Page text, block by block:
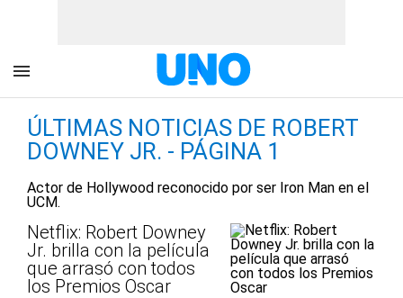
ÚLTIMAS NOTICIAS DE ROBERT
DOWNEY JR. - PÁGINA 1
Actor de Hollywood reconocido por ser Iron Man en el
UCM.
Netflix: Robert Downey
Jr. brilla con la película
que arrasó con todos
los Premios Oscar